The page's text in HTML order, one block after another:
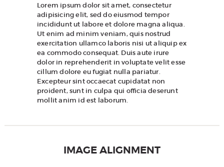
Lorem ipsum dolor sit amet, consectetur
adipisicing elit, sed do eiusmod tempor
incididunt ut labore et dolore magna aliqua.
Ut enim ad minim veniam, quis nostrud
exercitation ullamco laboris nisi ut aliquip ex
ea commodo consequat. Duis aute irure
dolor in reprehenderit in voluptate velit esse
cillum dolore eu fugiat nulla pariatur.
Excepteur sint occaecat cupidatat non
proident, sunt in culpa qui officia deserunt
mollit anim id est laborum.
IMAGE ALIGNMENT